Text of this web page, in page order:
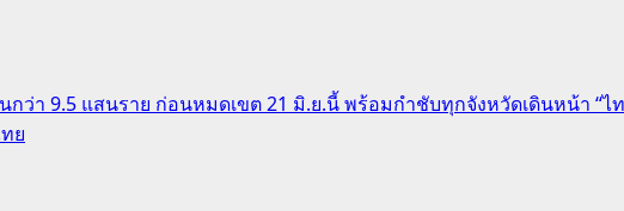
ว่า 9.5 แสนราย ก่อนหมดเขต 21 มิ.ย.นี้ พร้อมกำชับทุกจังหวัดเดินหน้า “ไ
ย